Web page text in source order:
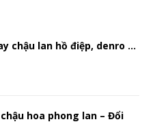
chậu lan hồ điệp, denro …
hoa phong lan – Đổi